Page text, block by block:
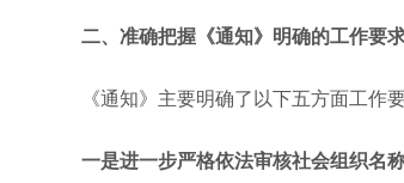
二、准确把握《通知》明确的工作要
《通知》主要明确了以下五方面工作要
一是进一步严格依法审核社会组织名